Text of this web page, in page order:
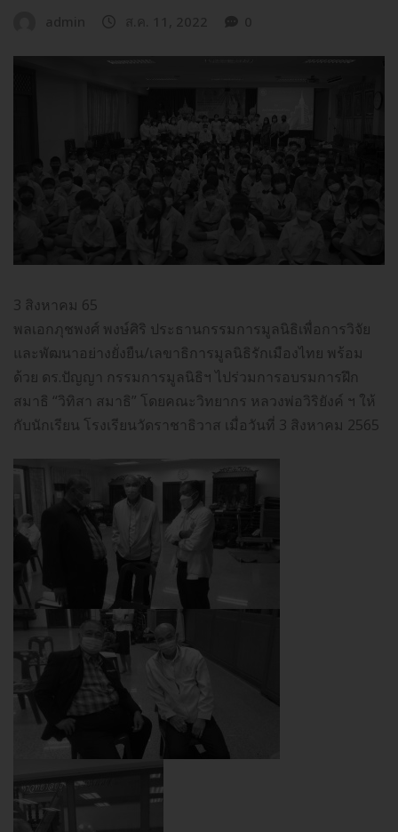
3 สิงหาคม 65
พลเอกภุชพงศ์ พงษ์ศิริ ประธานกรรมการมูลนิธิเพื่อการวิจัย
และพัฒนาอย่างยั่งยืน/เลขาธิการมูลนิธิรักเมืองไทย พร้อม
ด้วย ดร.ปัญญา กรรมการมูลนิธิฯ ไปร่วมการอบรมการฝึก
สมาธิ “วิทิสา สมาธิ” โดยคณะวิทยากร หลวงพ่อวิริยังค์ ฯ ให้
กับนักเรียน โรงเรียนวัดราชาธิวาส เมื่อวันที่ 3 สิงหาคม 2565